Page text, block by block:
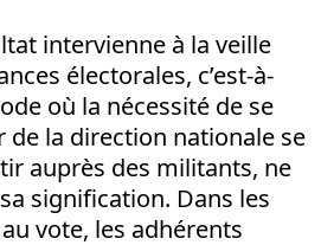
intervienne à la veille
électorales, c’est-à-
où la nécessité de se
la direction nationale se
auprès des militants, ne
signification. Dans les
vote, les adhérents